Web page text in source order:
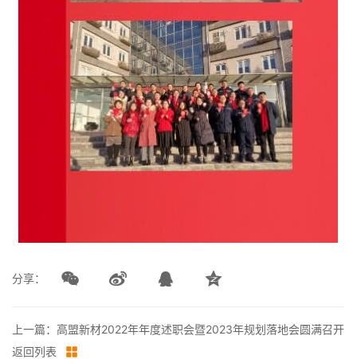
分享：
上一篇：高盟新材2022年年度述职会暨2023年规划落地会圆满召开
返回列表